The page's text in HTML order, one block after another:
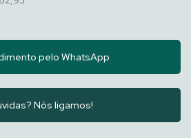
pelo WhatsApp
Nós ligamos!